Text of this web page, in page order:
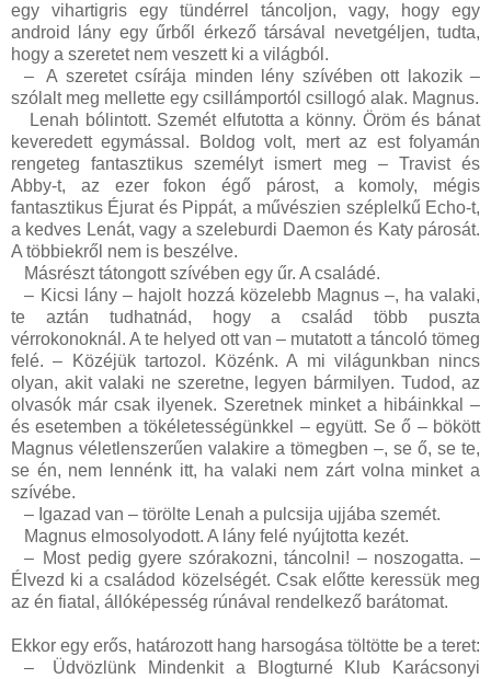
egy vihartigris egy tündérrel táncoljon, vagy, hogy egy
android lány egy űrből érkező társával nevetgéljen, tudta,
hogy a szeretet nem veszett ki a világból.
–
A szeretet csírája minden lény szívében ott lakozik –
szólalt meg mellette egy csillámportól csillogó alak. Magnus.
Lenah bólintott. Szemét elfutotta a könny. Öröm és bánat
keveredett egymással. Boldog volt, mert az est folyamán
rengeteg fantasztikus személyt ismert meg – Travist és
Abby-t, az ezer fokon égő párost, a komoly, mégis
fantasztikus Éjurat és Pippát, a művészien széplelkű Echo-t,
a kedves Lenát, vagy a szeleburdi Daemon és Katy párosát.
A többiekről nem is beszélve.
Másrészt tátongott szívében egy űr. A családé.
– Kicsi lány – hajolt hozzá közelebb Magnus –, ha valaki,
te aztán tudhatnád, hogy a család több puszta
vérrokonoknál. A te helyed ott van – mutatott a táncoló tömeg
felé. – Közéjük tartozol. Közénk. A mi világunkban nincs
olyan, akit valaki ne szeretne, legyen bármilyen. Tudod, az
olvasók már csak ilyenek. Szeretnek minket a hibáinkkal –
és esetemben a tökéletességünkkel – együtt. Se ő – bökött
Magnus véletlenszerűen valakire a tömegben –, se ő, se te,
se én, nem lennénk itt, ha valaki nem zárt volna minket a
szívébe.
– Igazad van – törölte Lenah a pulcsija ujjába szemét.
Magnus elmosolyodott. A lány felé nyújtotta kezét.
– Most pedig gyere szórakozni, táncolni! – noszogatta. –
Élvezd ki a családod közelségét. Csak előtte keressük meg
az én fiatal, állóképesség rúnával rendelkező barátomat.
Ekkor egy erős, határozott hang harsogása töltötte be a teret:
–
Üdvözlünk Mindenkit a Blogturné Klub Karácsonyi